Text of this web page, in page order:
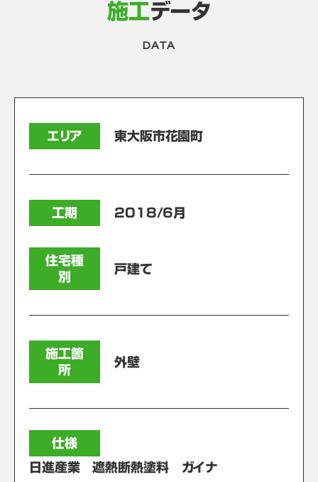
施工データ
DATA
エリア 東大阪市花園町
工期 2018/6月
住宅種
別
戸建て
施工箇
所
外壁
仕様
日進産業 遮熱断熱塗料 ガイナ